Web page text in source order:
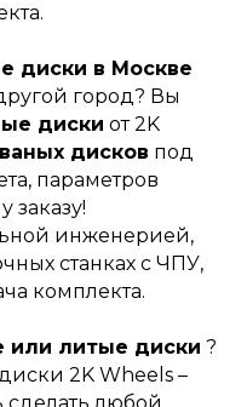
диски в Москве
город? Вы
диски от 2K
дисков под
параметров
инженерией,
станках с ЧПУ,
комплекта.
или литые диски ?
2K Wheels –